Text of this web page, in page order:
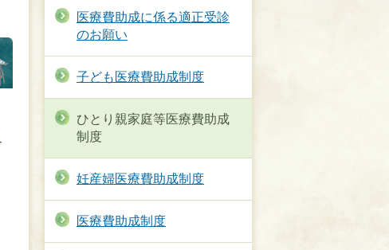
医療費助成に係る適正受診
のお願い
子ども医療費助成制度
ひとり親家庭等医療費助成
制度
妊産婦医療費助成制度
医療費助成制度